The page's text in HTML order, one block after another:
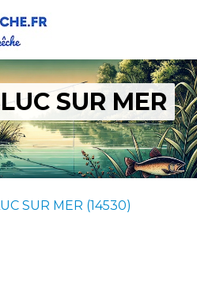
SUR MER
SUR MER (14530)